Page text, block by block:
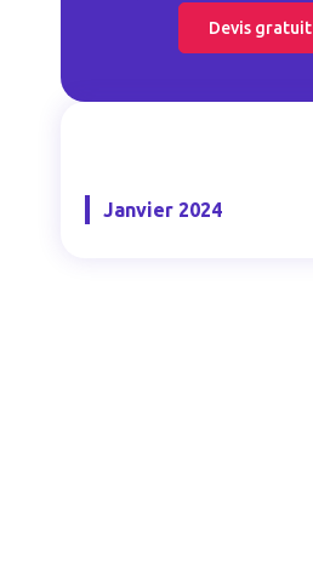
Devis gratuit
Janvier 2024